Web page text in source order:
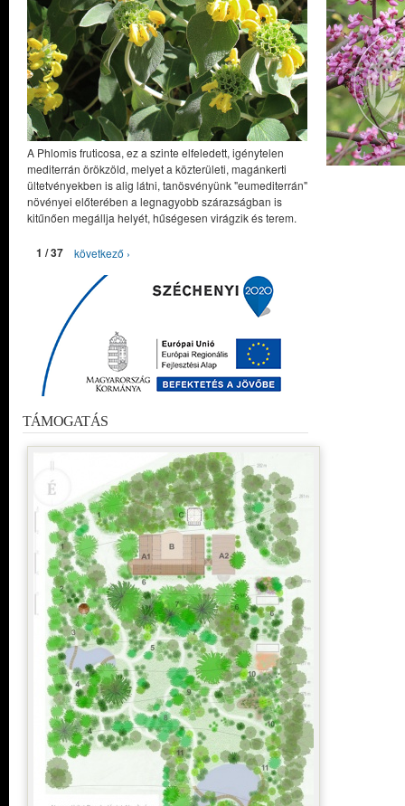
A Phlomis fruticosa, ez a szinte elfeledett, igénytelen
mediterrán örökzöld, melyet a közterületi, magánkerti
ültetvényekben is alig látni, tanösvényünk "eumediterrán"
növényei előterében a legnagyobb szárazságban is
kitűnően megállja helyét, hűségesen virágzik és terem.
1 / 37 következő ›
TÁMOGATÁS